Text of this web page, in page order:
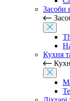
Засоби
Кухня